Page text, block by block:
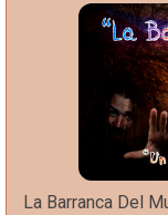
La Barranca Del